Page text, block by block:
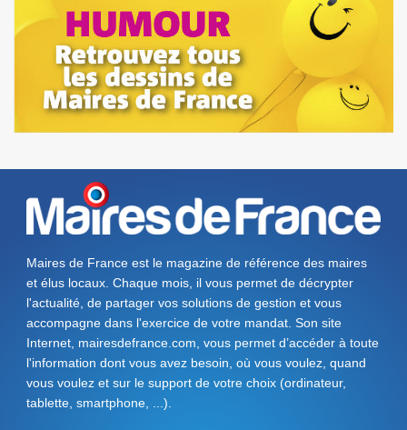
Maires de France est le magazine de référence des maires
et élus locaux. Chaque mois, il vous permet de décrypter
l'actualité, de partager vos solutions de gestion et vous
accompagne dans l'exercice de votre mandat. Son site
Internet, mairesdefrance.com, vous permet d’accéder à toute
l'information dont vous avez besoin, où vous voulez, quand
vous voulez et sur le support de votre choix (ordinateur,
tablette, smartphone, ...).